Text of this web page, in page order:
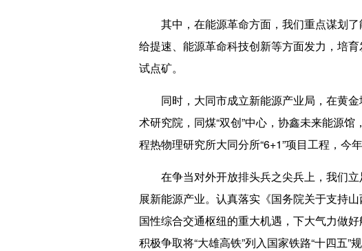
其中，在能源革命方面，我们重点谋划了
给提速、能源革命科技创新等方面发力，培
试点矿。
同时，大同市成立新能源产业局，在黄金
术研究院，同煤“双创”中心，协鑫未来能源
程热物理研究所大同分所“6+1”项目工程，今
在争当对外开放排头兵之尖兵上，我们立
展新能源产业。认真落实《国务院关于支持
国性综合交通枢纽的重大机遇，下大气力做
积极争取将“大雄高铁”列入国家铁路“十四五